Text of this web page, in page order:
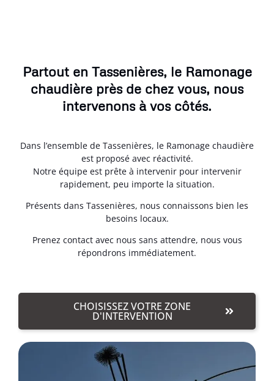
Partout en Tassenières, le Ramonage
chaudière près de chez vous, nous
intervenons à vos côtés.
Dans l’ensemble de Tassenières, le Ramonage chaudière
est proposé avec réactivité.
Notre équipe est prête à intervenir pour intervenir
rapidement, peu importe la situation.
Présents dans Tassenières, nous connaissons bien les
besoins locaux.
Prenez contact avec nous sans attendre, nous vous
répondrons immédiatement.
CHOISISSEZ VOTRE ZONE
D'INTERVENTION